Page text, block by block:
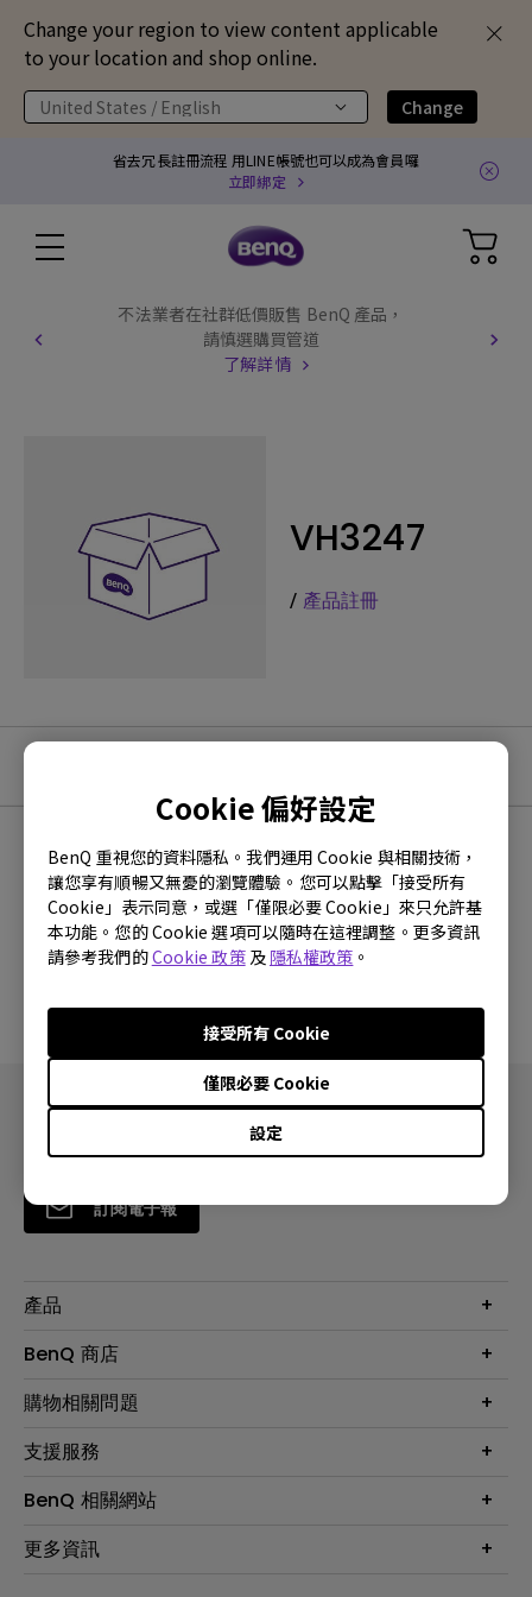
Change your region to view content applicable
to your location and shop online.
United States / English Change
Cookie 偏好設定
BenQ 重視您的資料隱私。我們運用 Cookie 與相關技術，
讓您享有順暢又無憂的瀏覽體驗。您可以點擊「接受所有
Cookie」表示同意，或選「僅限必要 Cookie」來只允許基
本功能。您的 Cookie 選項可以隨時在這裡調整。更多資訊
請參考我們的Cookie 政策及 隱私權政策 。
設定
僅限必要 Cookie
接受所有 Cookie
省去冗長註冊流程 用LINE帳號也可以成為會員囉
立即綁定
不法業者在社群低價販售 BenQ 產品，
請慎選購買管道
了解詳情
VH3247
/ 產品註冊
0 個結果 最新
沒有常見問題的影片
訂閱電子報
產品
大型液晶
投影機
智慧照明
專業拍物視訊鏡頭
BenQ 商店
最新產品與活動
尋找銷售據點
會員綁定LINE教學
購物相關問題
第一次購物就上手
延長保固購買
贈品兌換網站首頁
支援服務
服務公告
保固條例
BenQ 相關網站
專業商用解決方案
更多資訊